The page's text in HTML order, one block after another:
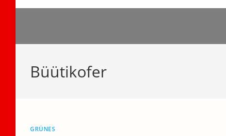
Büütikofer
GRÜNES